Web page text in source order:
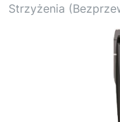
Strzyżenia